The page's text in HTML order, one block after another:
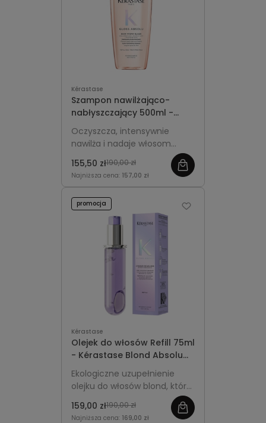
Kérastase
Szampon nawilżająco-
nabłyszczający 500ml -
Kérastase Gloss Absolu
Hydra-Glaze
Oczyszcza, intensywnie
nawilża i nadaje włosom
zdrowy blask, pozostawiając
je gładkie i miękkie w dotyku.
155,50 zł190,00 zł
Najniższa cena: 157,00 zł
Kérastase
Olejek do włosów Refill 75ml
- Kérastase Blond Absolu
Cicagloss
Ekologiczne uzupełnienie
olejku do włosów blond, które
wygładza, nabłyszcza i chroni
włosy przed puszeniem.
159,00 zł190,00 zł
Najniższa cena: 169,00 zł
promocja